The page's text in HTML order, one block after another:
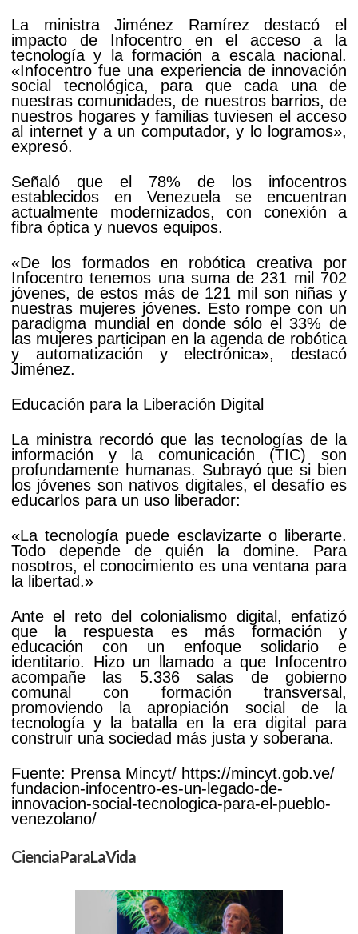
La ministra Jiménez Ramírez destacó el
impacto de Infocentro en el acceso a la
tecnología y la formación a escala nacional.
«Infocentro fue una experiencia de innovación
social tecnológica, para que cada una de
nuestras comunidades, de nuestros barrios, de
nuestros hogares y familias tuviesen el acceso
al internet y a un computador, y lo logramos»,
expresó.
Señaló que el 78% de los infocentros
establecidos en Venezuela se encuentran
actualmente modernizados, con conexión a
fibra óptica y nuevos equipos.
«De los formados en robótica creativa por
Infocentro tenemos una suma de 231 mil 702
jóvenes, de estos más de 121 mil son niñas y
nuestras mujeres jóvenes. Esto rompe con un
paradigma mundial en donde sólo el 33% de
las mujeres participan en la agenda de robótica
y automatización y electrónica», destacó
Jiménez.
Educación para la Liberación Digital
La ministra recordó que las tecnologías de la
información y la comunicación (TIC) son
profundamente humanas. Subrayó que si bien
los jóvenes son nativos digitales, el desafío es
educarlos para un uso liberador:
«La tecnología puede esclavizarte o liberarte.
Todo depende de quién la domine. Para
nosotros, el conocimiento es una ventana para
la libertad.»
Ante el reto del colonialismo digital, enfatizó
que la respuesta es más formación y
educación con un enfoque solidario e
identitario. Hizo un llamado a que Infocentro
acompañe las 5.336 salas de gobierno
comunal con formación transversal,
promoviendo la apropiación social de la
tecnología y la batalla en la era digital para
construir una sociedad más justa y soberana.
Fuente: Prensa Mincyt/ https://mincyt.gob.ve/
fundacion-infocentro-es-un-legado-de-
innovacion-social-tecnologica-para-el-pueblo-
venezolano/
CienciaParaLaVida